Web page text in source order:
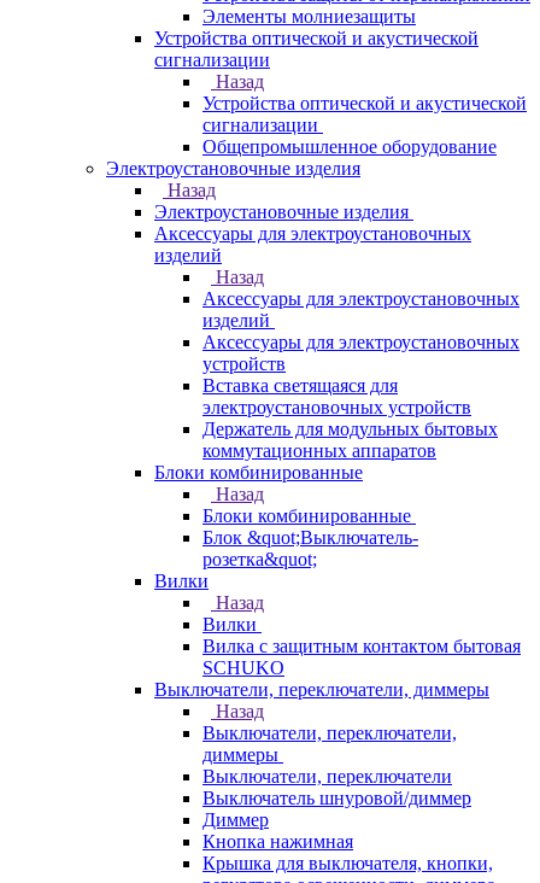
Элементы молниезащиты
Устройства оптической и акустической
сигнализации
Назад
Устройства оптической и акустической
сигнализации
Общепромышленное оборудование
Электроустановочные изделия
Назад
Электроустановочные изделия
Аксессуары для электроустановочных
изделий
Назад
Аксессуары для электроустановочных
изделий
Аксессуары для электроустановочных
устройств
Вставка светящаяся для
электроустановочных устройств
Держатель для модульных бытовых
коммутационных аппаратов
Блоки комбинированные
Назад
Блоки комбинированные
Блок &quot;Выключатель-
розетка&quot;
Вилки
Назад
Вилки
Вилка с защитным контактом бытовая
SCHUKO
Выключатели, переключатели, диммеры
Назад
Выключатели, переключатели,
диммеры
Выключатели, переключатели
Выключатель шнуровой/диммер
Диммер
Кнопка нажимная
Крышка для выключателя, кнопки,